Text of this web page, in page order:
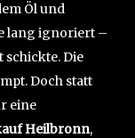
Öl und
lang ignoriert –
schickte. Die
Doch statt
eine
Heilbronn,